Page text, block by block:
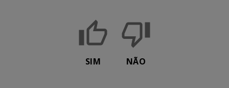
SIM NÃO